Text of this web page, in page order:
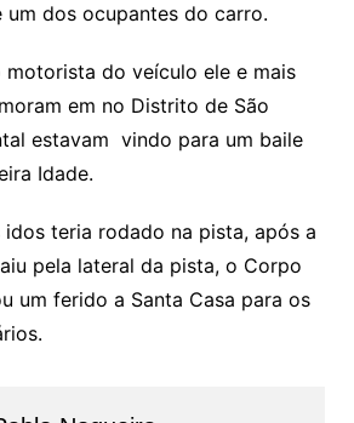
um dos ocupantes do carro.
do veículo ele e mais
em no Distrito de São
estavam vindo para um baile
Idade.
teria rodado na pista, após a
pela lateral da pista, o Corpo
um ferido a Santa Casa para os